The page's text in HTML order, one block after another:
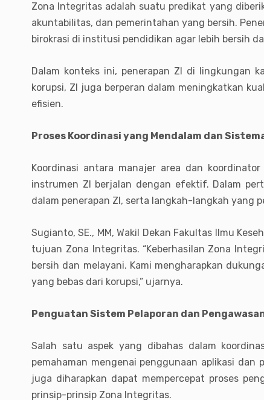
Zona Integritas adalah suatu predikat yang
akuntabilitas, dan pemerintahan yang bersih.
birokrasi di institusi pendidikan agar lebih bersih
Dalam konteks ini, penerapan ZI di lingkungan
korupsi, ZI juga berperan dalam meningkatkan
efisien.
Proses Koordinasi yang Mendalam dan
Koordinasi antara manajer area dan
instrumen ZI berjalan dengan efektif. Dalam
dalam penerapan ZI, serta langkah-langkah yang
Sugianto, SE., MM, Wakil Dekan Fakultas Ilmu
tujuan Zona Integritas. “Keberhasilan Zona
bersih dan melayani. Kami mengharapkan
yang bebas dari korupsi,” ujarnya.
Penguatan Sistem Pelaporan dan
Salah satu aspek yang dibahas dalam
pemahaman mengenai penggunaan aplikasi
juga diharapkan dapat mempercepat proses
prinsip-prinsip Zona Integritas.